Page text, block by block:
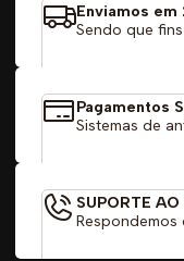
Enviamos
Sendo que
Pagamentos
Sistemas de
SUPORTE AO
Respondemos